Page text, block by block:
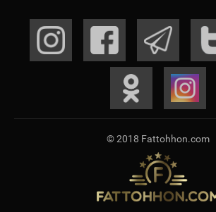
© 2018 Fattohhon.com